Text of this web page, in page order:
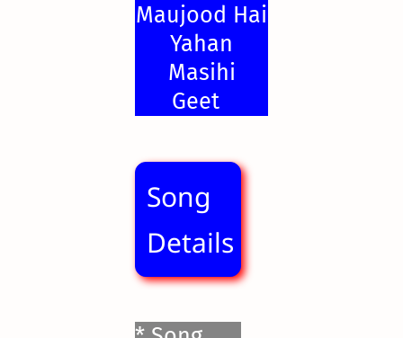
Maujood Hai
Yahan
Masihi
Geet
Song
Details